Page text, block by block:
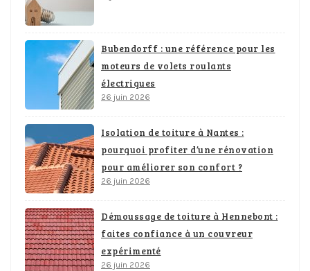
Bubendorff : une référence pour les
moteurs de volets roulants
électriques
26 juin 2026
Isolation de toiture à Nantes :
pourquoi profiter d’une rénovation
pour améliorer son confort ?
26 juin 2026
Démoussage de toiture à Hennebont :
faites confiance à un couvreur
expérimenté
26 juin 2026